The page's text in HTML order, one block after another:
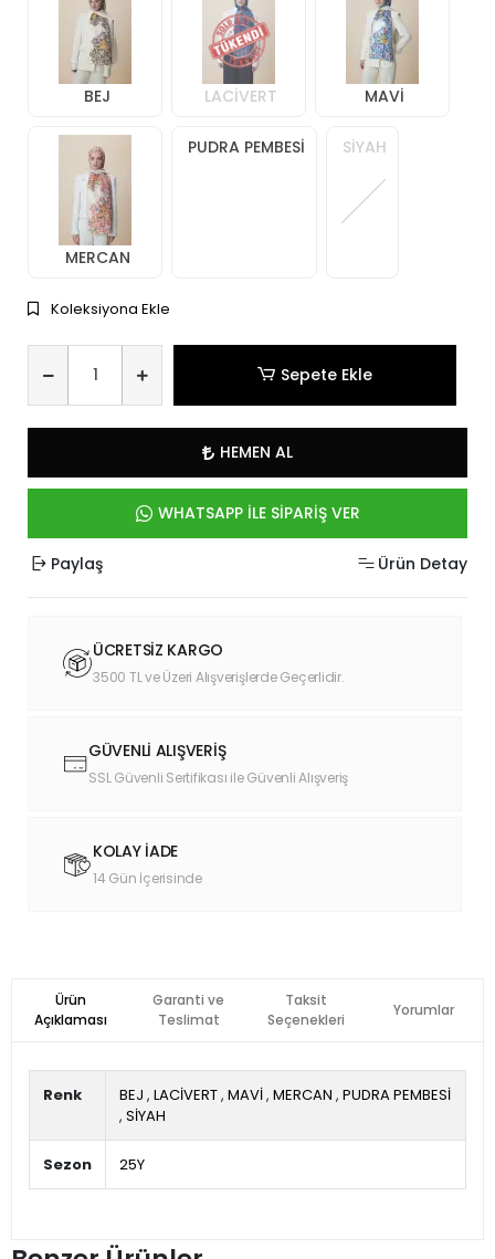
BEJ LACİVERT MAVİ
MERCAN
PUDRA PEMBESİ SİYAH
Koleksiyona Ekle
Sepete Ekle
HEMEN AL
WHATSAPP İLE SİPARİŞ VER
Paylaş Ürün Detay
ÜCRETSİZ KARGO
3500 TL ve Üzeri Alışverişlerde Geçerlidir.
GÜVENLİ ALIŞVERİŞ
SSL Güvenli Sertifikası ile Güvenli Alışveriş
KOLAY İADE
14 Gün İçerisinde
Ürün
Açıklaması
Garanti ve
Teslimat
Taksit
Seçenekleri
Yorumlar
Renk BEJ , LACİVERT, MAVİ, MERCAN , PUDRA PEMBESİ
, SİYAH
Sezon 25Y